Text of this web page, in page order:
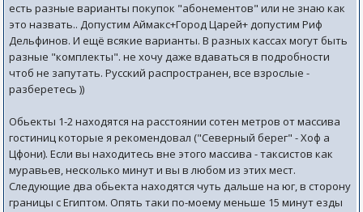
есть разные варианты покупок "абонементов" или не знаю как
это назвать.. Допустим Аймакс+Город Царей+ допустим Риф
Дельфинов. И ещё всякие варианты. В разных кассах могут быть
разные "комплекты". не хочу даже вдаваться в подробности
чтоб не запутать. Русский распространен, все взрослые -
разберетесь ))
Обьекты 1-2 находятся на расстоянии сотен метров от массива
гостиниц которые я рекомендовал ("Северный берег" - Хоф а
Цфони). Если вы находитесь вне этого массива - таксистов как
муравьев, несколько минут и вы в любом из этих мест.
Следующие два обьекта находятся чуть дальше на юг, в сторону
границы с Египтом. Опять таки по-моему меньше 15 минут езды